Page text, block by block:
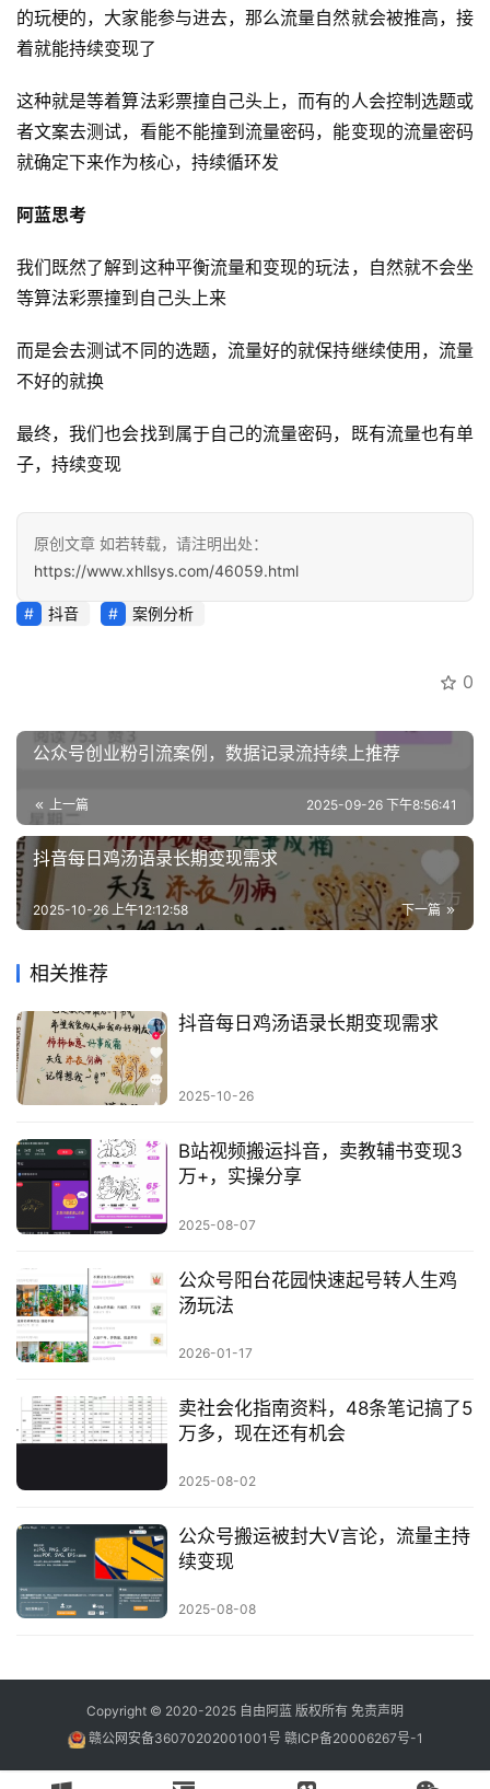
避
坑
南
运
营
百
科
创
资
源
会
专
区
登录 注册
的玩梗的，大家能参与进去，那么流量自然就会被推高，接
着就能持续变现了
这种就是等着算法彩票撞自己头上，而有的人会控制选题或
者文案去测试，看能不能撞到流量密码，能变现的流量密码
就确定下来作为核心，持续循环发
阿蓝思考
我们既然了解到这种平衡流量和变现的玩法，自然就不会坐
等算法彩票撞到自己头上来
而是会去测试不同的选题，流量好的就保持继续使用，流量
不好的就换
最终，我们也会找到属于自己的流量密码，既有流量也有单
子，持续变现
原创文章 如若转载，请注明出处：
https://www.xhllsys.com/46059.html
抖音 案例分析
0
公众号创业粉引流案例，数据记录流持续上推荐
上一篇 2025-09-26 下午8:56:41
抖音每日鸡汤语录长期变现需求
下一篇
2025-10-26 上午12:12:58
相关推荐
抖音每日鸡汤语录长期变现需求
2025-10-26
B站视频搬运抖音，卖教辅书变现3
万+，实操分享
2025-08-07
公众号阳台花园快速起号转人生鸡
汤玩法
2026-01-17
卖社会化指南资料，48条笔记搞了5
万多，现在还有机会
2025-08-02
公众号搬运被封大V言论，流量主持
续变现
2025-08-08
Copyright © 2020-2025 自由阿蓝 版权所有 免责声明
赣公网安备36070202001001号 赣ICP备20006267号-1